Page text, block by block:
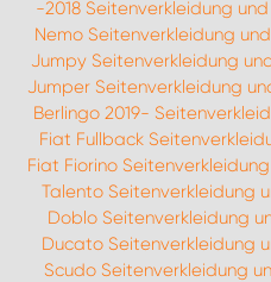
-2018 Seitenverkleidung
Nemo Seitenverkleidung
Jumpy Seitenverkleidung
Jumper Seitenverkleidung
Berlingo 2019-
Fiat Fullback
Fiat Fiorino
Talento Seitenverkleidung
Doblo Seitenverkleidung
Ducato Seitenverkleidung
Scudo Seitenverkleidung